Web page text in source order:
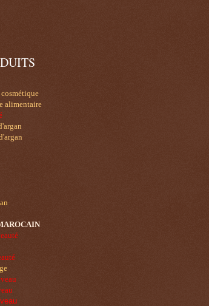
alimentaire